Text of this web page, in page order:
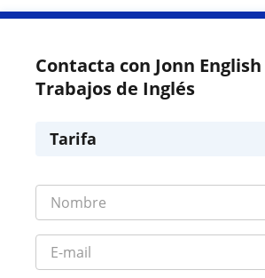
Contacta con Jonn
Trabajos de Inglés
Tarifa